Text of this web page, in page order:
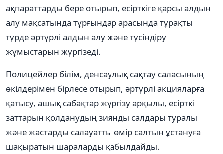
ақпараттарды бере отырып, есірткіге қарсы алдын
алу мақсатында тұрғындар арасында тұрақты
түрде әртүрлі алдын алу және түсіндіру
жұмыстарын жүргізеді.
Полицейлер білім, денсаулық сақтау саласының
өкілдерімен бірлесе отырып, әртүрлі акцияларға
қатысу, ашық сабақтар жүргізу арқылы, есірткі
заттарын қолданудың зиянды салдары туралы
және жастарды салауатты өмір салтын ұстануға
шақыратын шараларды қабылдайды.